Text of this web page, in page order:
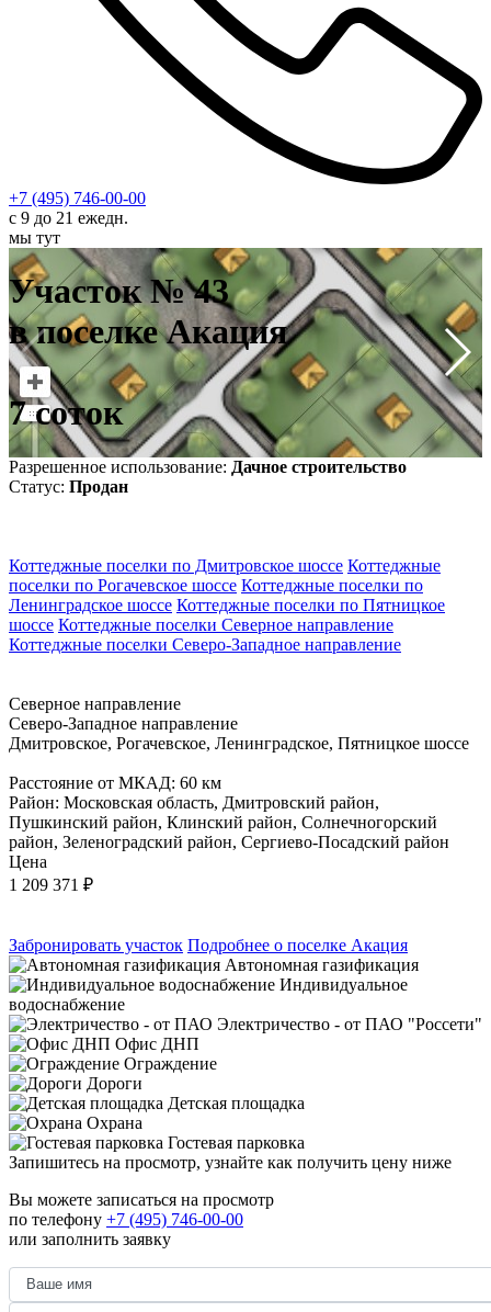
+7 (495) 746-00-00
с 9 до 21 ежедн.
мы тут
Участок № 43
в поселке Акация
7 соток
Разрешенное использование: Дачное строительство
Статус: Продан
Коттеджные поселки по Дмитровское шоссе Коттеджные
поселки по Рогачевское шоссе Коттеджные поселки по
Ленинградское шоссе Коттеджные поселки по Пятницкое
шоссе Коттеджные поселки Северное направление
Коттеджные поселки Северо-Западное направление
Северное направление
Северо-Западное направление
Дмитровское, Рогачевское, Ленинградское, Пятницкое шоссе
Расстояние от МКАД: 60 км
Район: Московская область, Дмитровский район,
Пушкинский район, Клинский район, Солнечногорский
район, Зеленоградский район, Сергиево-Посадский район
Цена
1 209 371 ₽
Забронировать участок Подробнее о поселке Акация
Автономная газификация
Индивидуальное
водоснабжение
Электричество - от ПАО "Россети"
Офис ДНП
Ограждение
Дороги
Детская площадка
Охрана
Гостевая парковка
Запишитесь на просмотр, узнайте как получить цену ниже
Вы можете записаться на просмотр
по телефону +7 (495) 746-00-00
или заполнить заявку